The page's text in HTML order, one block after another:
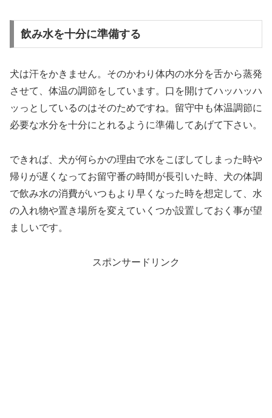
飲み水を十分に準備する
犬は汗をかきません。そのかわり体内の水分を舌から蒸発
させて、体温の調節をしています。口を開けてハッハッハ
ッっとしているのはそのためですね。留守中も体温調節に
必要な水分を十分にとれるように準備してあげて下さい。
できれば、犬が何らかの理由で水をこぼしてしまった時や
帰りが遅くなってお留守番の時間が長引いた時、犬の体調
で飲み水の消費がいつもより早くなった時を想定して、水
の入れ物や置き場所を変えていくつか設置しておく事が望
ましいです。
スポンサードリンク